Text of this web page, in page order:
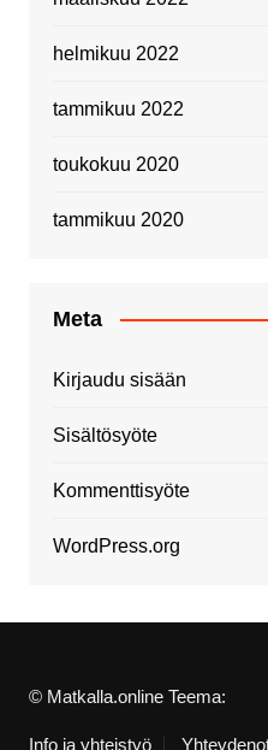
helmikuu 2022
tammikuu 2022
toukokuu 2020
tammikuu 2020
Meta
Kirjaudu sisään
Sisältösyöte
Kommenttisyöte
WordPress.org
© Matkalla.online Teema:
Info ja yhteistyö